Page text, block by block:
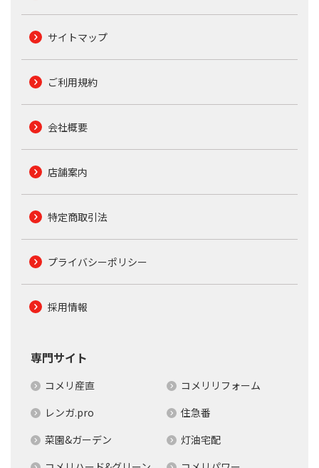
サイトマップ
ご利用規約
会社概要
店舗案内
特定商取引法
プライバシーポリシー
採用情報
専門サイト
コメリ産直
コメリリフォーム
レンガ.pro
住急番
菜園&ガーデン
灯油宅配